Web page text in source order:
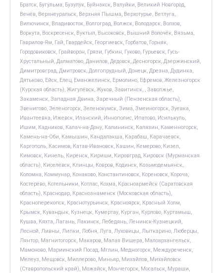
Братск, Бугульма, Бузулук, Буйнакск, Валуйки, Великий Новгород,
Венёв, Верхнеуральск, Верхняя Пышма, Верхотурье, Ветлуга,
Вилючинск, Владивосток, Волгоград, Волжск, Володарск, Волхов,
Воркута, Воскресенск, Вуктыл, Высоковск, Вышний Волочёк, Вязьма,
Гаврилов-Ям, Гай, Гвардейск, Георгиевск, Горбатов, Горняк,
Городовиковск, Грайворон, Грязи, Губкин, Гуково, Гурьевск, Гусь-
Хрустальный, Далматово, Данилов, Дедовск, Десногорск, Дзержинский,
Димитровград, Дмитровск, Долгопрудный, Донецк, Дрезна, Дудинка,
Дятьково, Ейск, Елец, Еманжелинск, Ермолино, Ефремов, Железногорск
(Курская область), Жигулёвск, Жуков, Завитинск, , Заволжье,
Закаменск, Западная Двина, Заречный (Пензенская область),
Звенигово, Зеленогорск, Зеленокумск, Зима, Змеиногорск, Зуевка,
Ивантеевка, Ижевск, Иланский, Иннополис, Ипатово, Исилькуль,
Ишим, Кадников, Калач-на-Дону, Калининск, Калязин, Каменногорск,
Камень-на-Оби, Камышин, Кандалакша, Карабаш, Карачаевск,
Каргополь, Касимов, Катав-Ивановск, Кашин, Кемерово, Кизел,
Кимовск, Кинель, Киренск, Кириши, Кировград, Кировск (Мурманская
область), Киселёвск, Клинцы, Ковров, Кодинск, Козьмодемьянск,
Коломна, Коммунар, Конаково, Константиновск, Кореновск, Короча,
Костерёво, Котельники, Котлас, Кохма, Красноармейск (Саратовская
область), Краснодар, Краснознаменск (Московская область),
Красноперекопск, Краснотурьинск, Красноярск, Красный Холм,
Крымск, Кувандык, Кузнецк, Кумертау, Курган, Курлово, Куртамыш,
Кушва, Кяхта, Лагань, Лакинск, Лебедянь, Ленинск-Кузнецкий,
Лесной, Ливны, Липки, Лобня, Луга, Луховицы, Лыткарино, Люберцы,
Лянтор, Магнитогорск, Макаров, Малая Вишера, Малоархангельск,
Мамоново, Мариинский Посад, Мглин, Медногорск, Междуреченск,
Мелеуз, Мещовск, Миллерово, Миньяр, Михайлов, Михайловск
(Ставропольский край), Можайск, Мончегорск, Мосальск, Мураши,